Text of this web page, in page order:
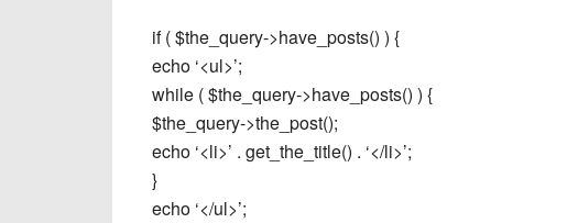
if ( $the_query->have_posts() ) {
echo ‘<ul>’;
while ( $the_query->have_posts() ) {
$the_query->the_post();
echo ‘<li>’ . get_the_title() . ‘</li>’;
}
echo ‘</ul>’;